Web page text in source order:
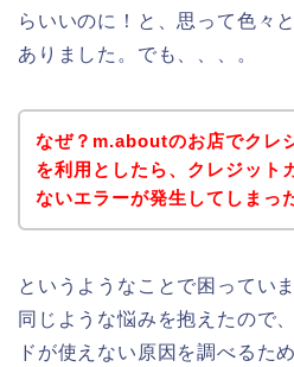
らいいのに！と、思って色々
ありました。でも、、、。
なぜ？m.aboutのお店でクレ
を利用としたら、クレジット
ないエラーが発生してしまっ
というようなことで困ってい
同じような悩みを抱えたので
ドが使えない原因を調べるた